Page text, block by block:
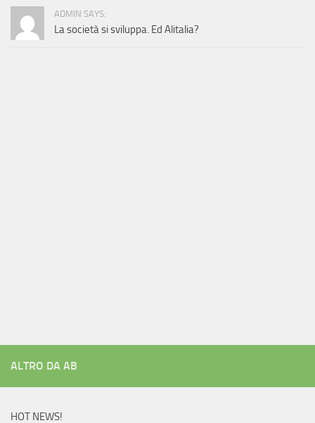
ADMIN SAYS:
La società si sviluppa. Ed Alitalia?
ALTRO DA AB
HOT NEWS!